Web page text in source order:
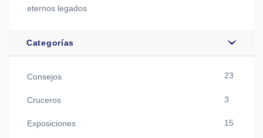
eternos legados
Categorías
Consejos 23
Cruceros 3
Exposiciones 15